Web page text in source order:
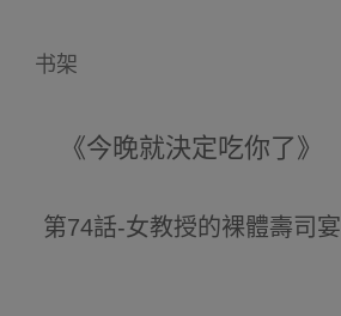
书架
《今晚就決定吃你了》
第74話-女教授的裸體壽司宴